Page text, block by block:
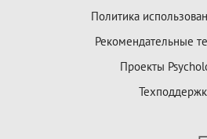
Политика
Рекомендательные
Проекты